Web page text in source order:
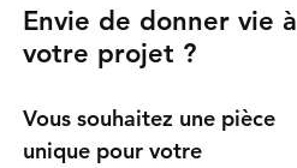
Envie de donner vie à
votre projet ?
Vous souhaitez une pièce
unique pour votre